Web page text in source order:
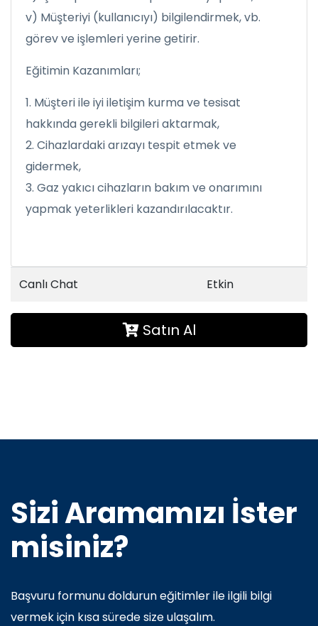
v) Müşteriyi (kullanıcıyı) bilgilendirmek, vb.
görev ve işlemleri yerine getirir.
Eğitimin Kazanımları;
1. Müşteri ile iyi iletişim kurma ve tesisat
hakkında gerekli bilgileri aktarmak,
2. Cihazlardaki arızayı tespit etmek ve
gidermek,
3. Gaz yakıcı cihazların bakım ve onarımını
yapmak yeterlikleri kazandırılacaktır.
Canlı Chat Etkin
Satın Al
Sizi Aramamızı İster
misiniz?
Başvuru formunu doldurun eğitimler ile ilgili bilgi
vermek için kısa sürede size ulaşalım.